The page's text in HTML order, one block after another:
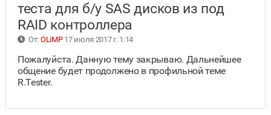
теста для б/у SAS дисков из под
RAID контроллера
От: OLiMP17 июля 2017 г. 1:14
Пожалуйста. Данную тему закрываю. Дальнейшее
общение будет продолжено в профильной теме
R.Tester.